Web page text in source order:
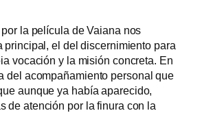
la película de Vaiana nos
principal, el del discernimiento para
vocación y la misión concreta. En
del acompañamiento personal que
aunque ya había aparecido,
de atención por la finura con la